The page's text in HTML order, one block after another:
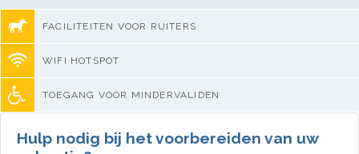
FACILITEITEN VOOR RUITERS
WIFI HOTSPOT
TOEGANG VOOR MINDERVALIDEN
Hulp nodig bij het voorbereiden van uw